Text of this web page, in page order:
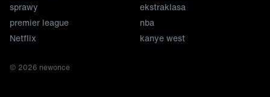
sprawy
premier league
Netflix
ekstraklasa
nba
kanye west
© 2026 newonce